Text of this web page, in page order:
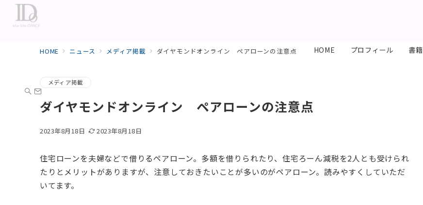
HOME プロフィール 書籍
HOME ニュース メディア掲載 ダイヤモンドオンライン ペアローンの注意点
メディア掲載
ダイヤモンドオンライン ペアローンの注意点
2023年8月18日 2023年8月18日
住宅ローンを夫婦などで借りるペアローン。多額を借りられたり、住宅ろーん減税を2人とも受けられ
たりとメリットがありますが、注意しておきたいことが多いのがペアローン。読みやすくしていただ
いてます。